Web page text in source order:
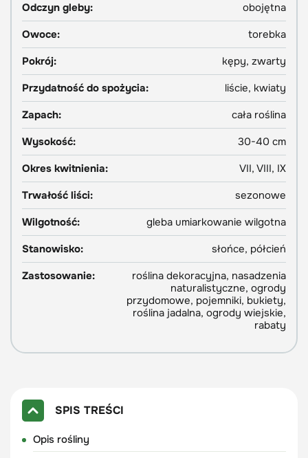
Odczyn gleby:
obojętna
Owoce:
torebka
Pokrój:
kępy, zwarty
Przydatność do spożycia:
liście, kwiaty
Zapach:
cała roślina
Wysokość:
30-40 cm
Okres kwitnienia:
VII, VIII, IX
Trwałość liści:
sezonowe
Wilgotność:
gleba umiarkowanie wilgotna
Stanowisko:
słońce, półcień
Zastosowanie:
roślina dekoracyjna, nasadzenia
naturalistyczne, ogrody
przydomowe, pojemniki, bukiety,
roślina jadalna, ogrody wiejskie,
rabaty
SPIS TREŚCI
Opis rośliny